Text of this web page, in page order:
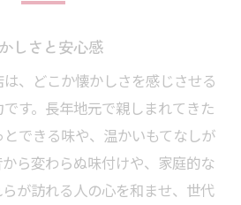
しさと安心感
、どこか懐かしさを感じさせる
す。長年地元で親しまれてきた
できる味や、温かいもてなしが
ら変わらぬ味付けや、家庭的な
が訪れる人の心を和ませ、世代